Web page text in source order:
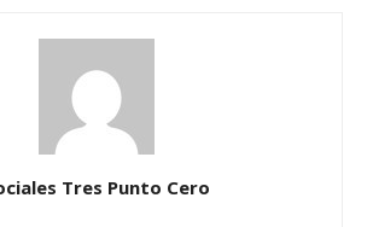
Tres Punto Cero